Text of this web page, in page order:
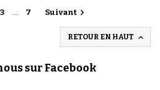
3 7 Suivant
RETOUR EN HAUT 
sur Facebook